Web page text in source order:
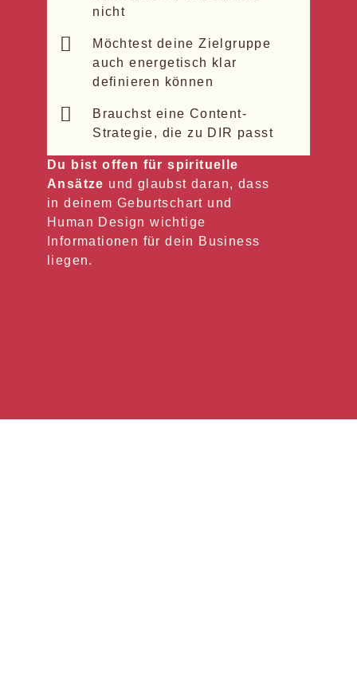
nicht
Möchtest deine Zielgruppe
auch energetisch klar
definieren können
Brauchst eine Content-
Strategie, die zu DIR passt
Du bist offen für spirituelle
Ansätze und glaubst daran, dass
in deinem Geburtschart und
Human Design wichtige
Informationen für dein Business
liegen.